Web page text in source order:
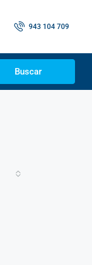
943 104 709
Buscar